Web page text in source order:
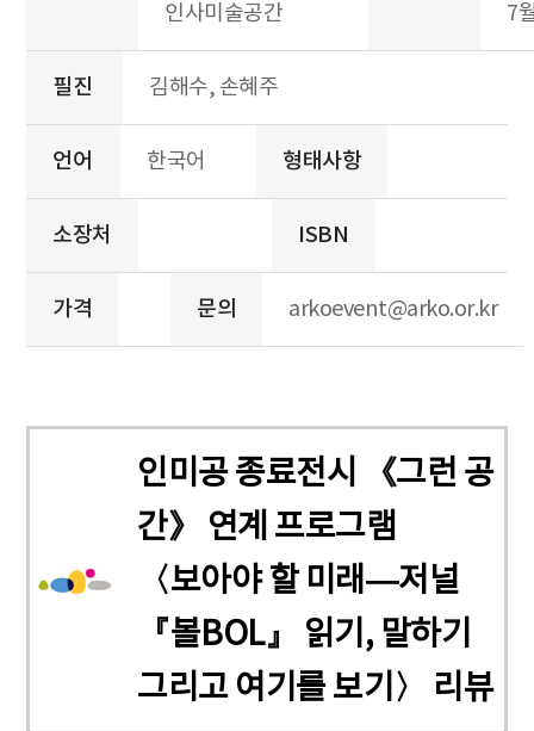
인사미술공간
7
필진 김해수, 손혜주
언어 한국어 형태사항
소장처 ISBN
가격 문의 arkoevent@arko.or.kr
인미공 종료전시 《그런 공
간》 연계 프로그램
〈보아야 할 미래―저널
『볼BOL』 읽기, 말하기
그리고 여기를 보기〉 리뷰